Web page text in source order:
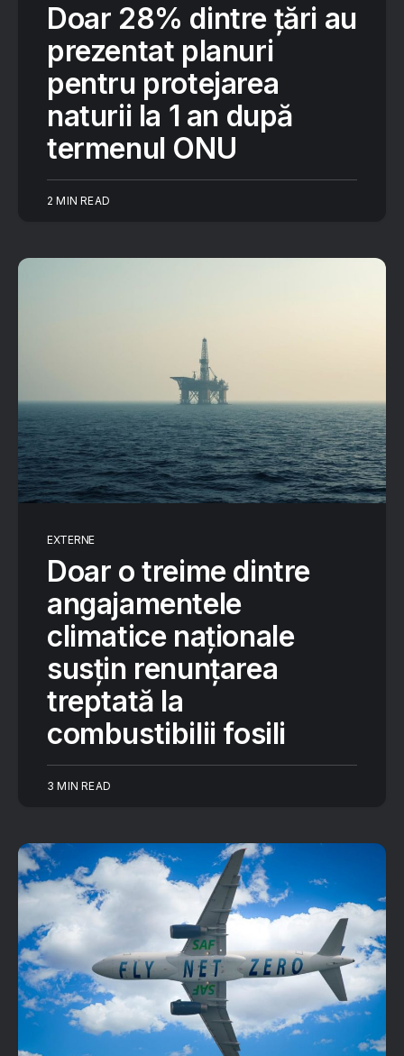
Doar 28% dintre țări au
prezentat planuri
pentru protejarea
naturii la 1 an după
termenul ONU
2 MIN READ
EXTERNE
Doar o treime dintre
angajamentele
climatice naționale
susțin renunțarea
treptată la
combustibilii fosili
3 MIN READ